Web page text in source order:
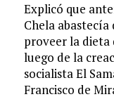
Explicó que
Chela
proveer la dieta
luego de la
socialista El
Francisco de